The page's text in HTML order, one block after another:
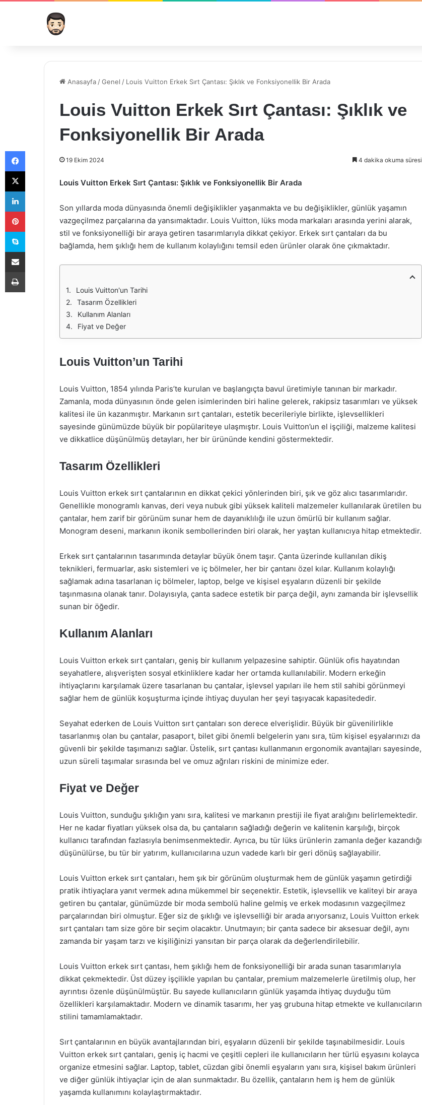
Anasayfa /Genel / Louis Vuitton Erkek Sırt Çantası: Şıklık ve Fonksiyonellik Bir Arada
Louis Vuitton Erkek Sırt Çantası: Şıklık ve
Fonksiyonellik Bir Arada
19 Ekim 2024 4 dakika okuma süresi
Louis Vuitton Erkek Sırt Çantası: Şıklık ve Fonksiyonellik Bir Arada
Son yıllarda moda dünyasında önemli değişiklikler yaşanmakta ve bu değişiklikler, günlük yaşamın
vazgeçilmez parçalarına da yansımaktadır. Louis Vuitton, lüks moda markaları arasında yerini alarak,
stil ve fonksiyonelliği bir araya getiren tasarımlarıyla dikkat çekiyor. Erkek sırt çantaları da bu
bağlamda, hem şıklığı hem de kullanım kolaylığını temsil eden ürünler olarak öne çıkmaktadır.
Louis Vuitton'un Tarihi
Tasarım Özellikleri
Kullanım Alanları
Fiyat ve Değer
Louis Vuitton’un Tarihi
Louis Vuitton, 1854 yılında Paris’te kurulan ve başlangıçta bavul üretimiyle tanınan bir markadır.
Zamanla, moda dünyasının önde gelen isimlerinden biri haline gelerek, rakipsiz tasarımları ve yüksek
kalitesi ile ün kazanmıştır. Markanın sırt çantaları, estetik becerileriyle birlikte, işlevsellikleri
sayesinde günümüzde büyük bir popülariteye ulaşmıştır. Louis Vuitton’un el işçiliği, malzeme kalitesi
ve dikkatlice düşünülmüş detayları, her bir ürününde kendini göstermektedir.
Tasarım Özellikleri
Louis Vuitton erkek sırt çantalarının en dikkat çekici yönlerinden biri, şık ve göz alıcı tasarımlarıdır.
Genellikle monogramlı kanvas, deri veya nubuk gibi yüksek kaliteli malzemeler kullanılarak üretilen bu
çantalar, hem zarif bir görünüm sunar hem de dayanıklılığı ile uzun ömürlü bir kullanım sağlar.
Monogram deseni, markanın ikonik sembollerinden biri olarak, her yaştan kullanıcıya hitap etmektedir.
Erkek sırt çantalarının tasarımında detaylar büyük önem taşır. Çanta üzerinde kullanılan dikiş
teknikleri, fermuarlar, askı sistemleri ve iç bölmeler, her bir çantanı özel kılar. Kullanım kolaylığı
sağlamak adına tasarlanan iç bölmeler, laptop, belge ve kişisel eşyaların düzenli bir şekilde
taşınmasına olanak tanır. Dolayısıyla, çanta sadece estetik bir parça değil, aynı zamanda bir işlevsellik
sunan bir öğedir.
Kullanım Alanları
Louis Vuitton erkek sırt çantaları, geniş bir kullanım yelpazesine sahiptir. Günlük ofis hayatından
seyahatlere, alışverişten sosyal etkinliklere kadar her ortamda kullanılabilir. Modern erkeğin
ihtiyaçlarını karşılamak üzere tasarlanan bu çantalar, işlevsel yapıları ile hem stil sahibi görünmeyi
sağlar hem de günlük koşuşturma içinde ihtiyaç duyulan her şeyi taşıyacak kapasitededir.
Seyahat ederken de Louis Vuitton sırt çantaları son derece elverişlidir. Büyük bir güvenilirlikle
tasarlanmış olan bu çantalar, pasaport, bilet gibi önemli belgelerin yanı sıra, tüm kişisel eşyalarınızı da
güvenli bir şekilde taşımanızı sağlar. Üstelik, sırt çantası kullanmanın ergonomik avantajları sayesinde,
uzun süreli taşımalar sırasında bel ve omuz ağrıları riskini de minimize eder.
Fiyat ve Değer
Louis Vuitton, sunduğu şıklığın yanı sıra, kalitesi ve markanın prestiji ile fiyat aralığını belirlemektedir.
Her ne kadar fiyatları yüksek olsa da, bu çantaların sağladığı değerin ve kalitenin karşılığı, birçok
kullanıcı tarafından fazlasıyla benimsenmektedir. Ayrıca, bu tür lüks ürünlerin zamanla değer kazandığı
düşünülürse, bu tür bir yatırım, kullanıcılarına uzun vadede karlı bir geri dönüş sağlayabilir.
Louis Vuitton erkek sırt çantaları, hem şık bir görünüm oluşturmak hem de günlük yaşamın getirdiği
pratik ihtiyaçlara yanıt vermek adına mükemmel bir seçenektir. Estetik, işlevsellik ve kaliteyi bir araya
getiren bu çantalar, günümüzde bir moda sembolü haline gelmiş ve erkek modasının vazgeçilmez
parçalarından biri olmuştur. Eğer siz de şıklığı ve işlevselliği bir arada arıyorsanız, Louis Vuitton erkek
sırt çantaları tam size göre bir seçim olacaktır. Unutmayın; bir çanta sadece bir aksesuar değil, aynı
zamanda bir yaşam tarzı ve kişiliğinizi yansıtan bir parça olarak da değerlendirilebilir.
Louis Vuitton erkek sırt çantası, hem şıklığı hem de fonksiyonelliği bir arada sunan tasarımlarıyla
dikkat çekmektedir. Üst düzey işçilikle yapılan bu çantalar, premium malzemelerle üretilmiş olup, her
ayrıntısı özenle düşünülmüştür. Bu sayede kullanıcıların günlük yaşamda ihtiyaç duyduğu tüm
özellikleri karşılamaktadır. Modern ve dinamik tasarımı, her yaş grubuna hitap etmekte ve kullanıcıların
stilini tamamlamaktadır.
Sırt çantalarının en büyük avantajlarından biri, eşyaların düzenli bir şekilde taşınabilmesidir. Louis
Vuitton erkek sırt çantaları, geniş iç hacmi ve çeşitli cepleri ile kullanıcıların her türlü eşyasını kolayca
organize etmesini sağlar. Laptop, tablet, cüzdan gibi önemli eşyaların yanı sıra, kişisel bakım ürünleri
ve diğer günlük ihtiyaçlar için de alan sunmaktadır. Bu özellik, çantaların hem iş hem de günlük
yaşamda kullanımını kolaylaştırmaktadır.
Facebook
X
LinkedIn
Pinterest
Skype
E-Posta ile paylaş